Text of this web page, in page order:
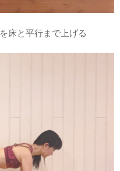
を床と平行まで上げる